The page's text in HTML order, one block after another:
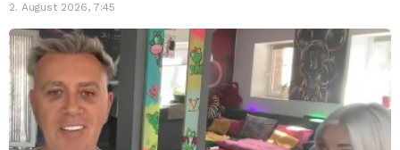
2. August 2026, 7:45